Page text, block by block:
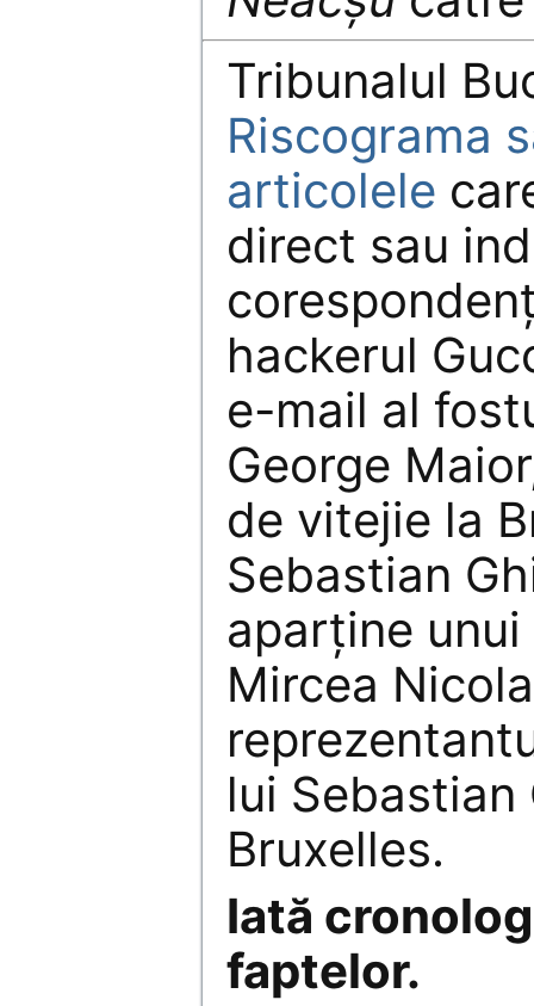
Tribunalul
Riscograma
articolele
direct sau
hackerul
e-mail al
George
de vitejie la
Sebastian
aparține
Mircea
lui Sebastian
Bruxelles.
Iată
faptelor.